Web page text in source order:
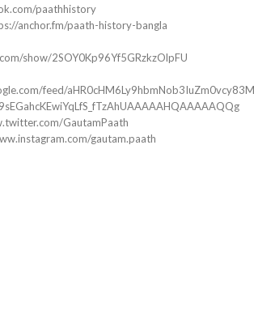
paathhistory
anchor.fm/paath-history-bangla
show/2SOY0Kp96Yf5GRzkzOlpFU
feed/
GautamPaath
gautam.paath